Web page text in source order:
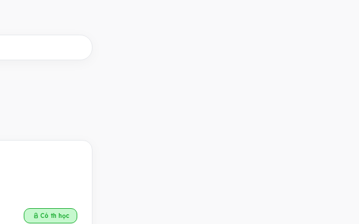
Có th học